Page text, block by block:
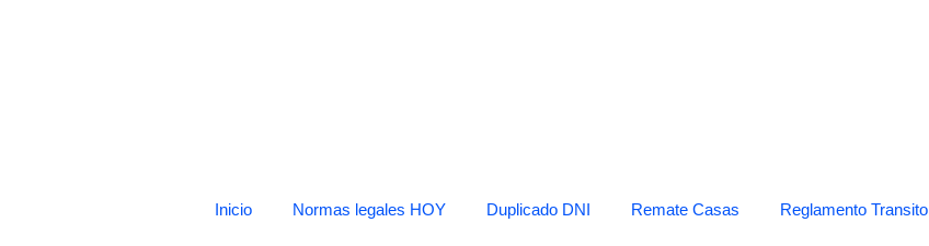
Inicio Normas legales HOY Duplicado DNI Remate Casas Reglamento Transito